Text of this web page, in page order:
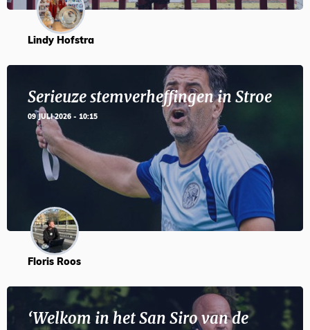
Lindy Hofstra
Serieuze stemverheffingen in Stroe
09 JULI 2026 - 10:15
Floris Roos
‘Welkom in het San Siro van de